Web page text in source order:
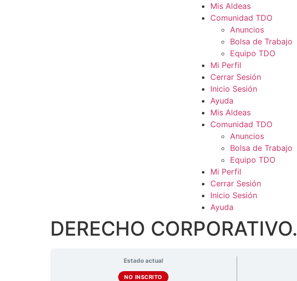
Mis Aldeas
Comunidad TDO
Anuncios
Bolsa de Trabajo
Equipo TDO
Mi Perfil
Cerrar Sesión
Inicio Sesión
Ayuda
Mis Aldeas
Comunidad TDO
Anuncios
Bolsa de Trabajo
Equipo TDO
Mi Perfil
Cerrar Sesión
Inicio Sesión
Ayuda
DERECHO CORPORATIVO.
Estado actual
NO INSCRITO